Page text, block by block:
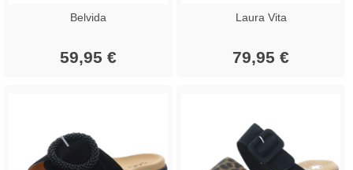
Belvida
59,95 €
Laura Vita
79,95 €